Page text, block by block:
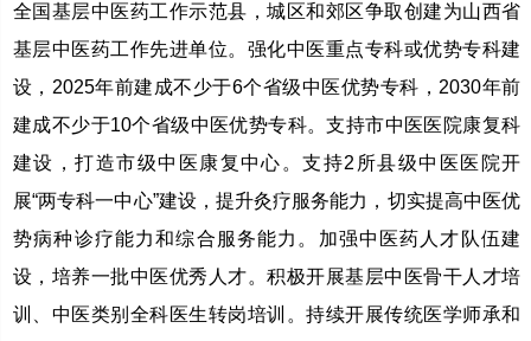
全国基层中医药工作示范县，城区和郊区争取创建为山西省
基层中医药工作先进单位。强化中医重点专科或优势专科建
设，2025年前建成不少于6个省级中医优势专科，2030年前
建成不少于10个省级中医优势专科。支持市中医医院康复科
建设，打造市级中医康复中心。支持2所县级中医医院开
展“两专科一中心”建设，提升灸疗服务能力，切实提高中医优
势病种诊疗能力和综合服务能力。加强中医药人才队伍建
设，培养一批中医优秀人才。积极开展基层中医骨干人才培
训、中医类别全科医生转岗培训。持续开展传统医学师承和